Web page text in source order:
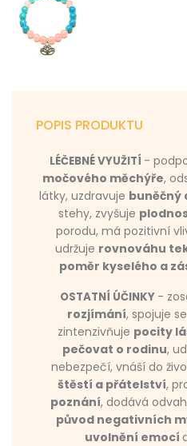
POPIS PRODUKTU
LÉČEBNÉ VYUŽITÍ -
močového měchýře,
látky, uzdravuje buněčný
stehy, zvyšuje
porodu, má pozitivní
udržuje rovnováhu
poměr kyselého a
OSTATNÍ ÚČINKY -
rozjímání, spojuje
zintenzivňuje pocity
pečovat o rodinu,
nebezpečí, vnáší do
štěstí a přátelství,
poznání, dodává
původ negativních
uvolnění emocí